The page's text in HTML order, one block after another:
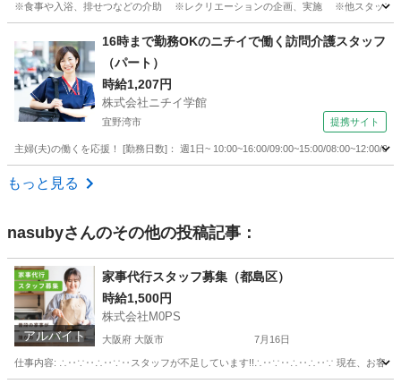
※食事や入浴、排せつなどの介助 ※レクリエーションの企画、実施 ※他スタッ
介護
16時まで勤務OKのニチイで働く訪問介護スタッフ
（パート）
時給1,207円
株式会社ニチイ学館
宜野湾市 提携サイト
主婦(夫)の働くを応援！ [勤務日数]： 週1日~ 10:00~16:00/09:00~15:00/08:00~12:00/
沖縄 宜野湾市
もっと見る
nasubyさんのその他の投稿記事：
アルバイト
家事代行スタッフ募集（都島区）
時給1,500円
株式会社M0PS
大阪府 大阪市 7月16日
仕事内容: ∴‥∵‥∴‥∵‥スタッフが不足しています!!∴‥∵‥∴‥∴‥∵ 現在、お客様から多